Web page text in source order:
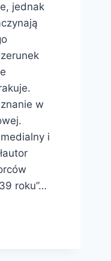
jednak
w
i
roku”…